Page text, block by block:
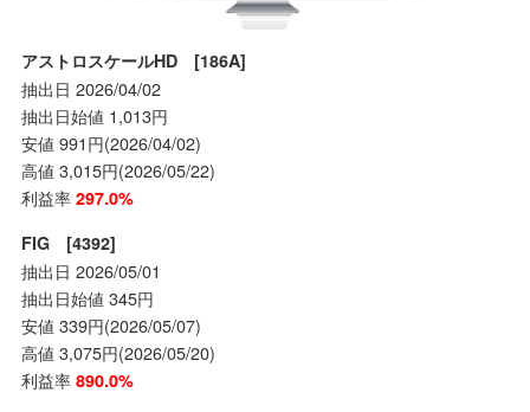
アストロスケールHD [186A]
抽出日 2026/04/02
抽出日始値 1,013円
安値 991円(2026/04/02)
高値 3,015円(2026/05/22)
利益率 297.0%
FIG [4392]
抽出日 2026/05/01
抽出日始値 345円
安値 339円(2026/05/07)
高値 3,075円(2026/05/20)
利益率 890.0%